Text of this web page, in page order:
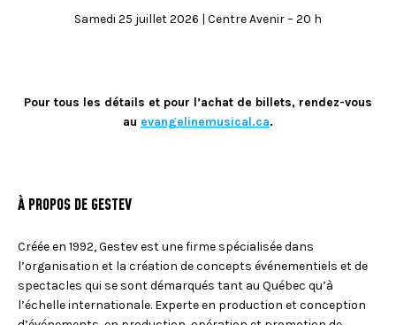
Samedi 25 juillet 2026 | Centre Avenir – 20 h
Pour tous les détails et pour l’achat de billets, rendez-vous
au evangelinemusical.ca.
À PROPOS DE GESTEV
Créée en 1992, Gestev est une firme spécialisée dans
l’organisation et la création de concepts événementiels et de
spectacles qui se sont démarqués tant au Québec qu’à
l’échelle internationale. Experte en production et conception